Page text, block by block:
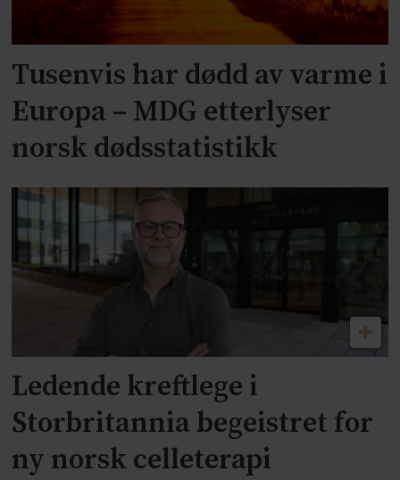
Tusenvis har dødd av varme i
Europa – MDG etterlyser
norsk dødsstatistikk
Ledende kreftlege i
Storbritannia begeistret for
ny norsk celleterapi